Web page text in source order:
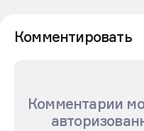
Комментировать
Комментарии